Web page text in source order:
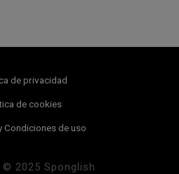
de privacidad
de cookies
Condiciones de uso
2025 Sponglish